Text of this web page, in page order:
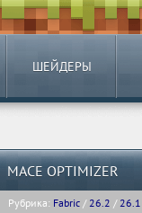
ШЕЙДЕРЫ
MACE OPTIMIZER
Рубрика: Fabric /26.2 /26.1